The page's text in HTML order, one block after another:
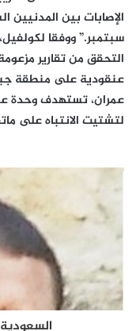
الإصابات بين
سبتمبر.” ووفقا
التحقق من تقارير
عنقودية على منطقة
عمران، تستهدف وحدة
لتشتيت الانتباه على